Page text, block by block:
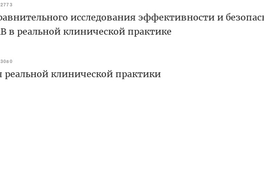
2773
исследования эффективности и
в реальной клинической практике
3080
реальной клинической практики